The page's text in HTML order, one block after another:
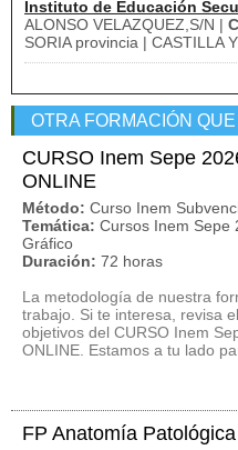
Instituto de Educación
ALONSO VELAZQUEZ,S/N |
SORIA provincia | CASTILLA
OTRA FORMACIÓN
CURSO Inem Sepe
ONLINE
Método: Curso Inem
Temática: Cursos Inem Sepe
Gráfico
Duración: 72 horas
La metodología de nuestra
trabajo. Si te interesa, revisa
objetivos del CURSO Inem
ONLINE. Estamos a tu lado
FP Anatomía